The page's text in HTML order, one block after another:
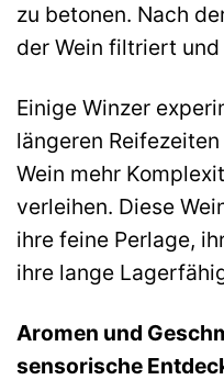
zu betonen. Nach
der Wein filtriert
Einige Winzer
längeren
Wein mehr
verleihen. Diese
ihre feine Perlage,
ihre lange
Aromen und
sensorische